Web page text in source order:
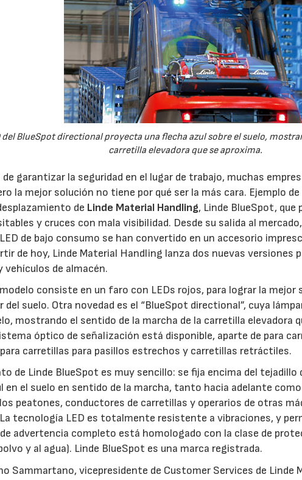
del BlueSpot directional proyecta una flecha azul sobre el suelo,
carretilla elevadora que se aproxima.
garantizar la seguridad en el lugar de trabajo, muchas
la mejor solución no tiene por qué ser la más cara. Ejemplo
de Linde Material Handling, Linde BlueSpot, que
y cruces con mala visibilidad. Desde su salida al
de bajo consumo se han convertido en un accesorio
de hoy, Linde Material Handling lanza dos nuevas versiones
vehículos de almacén.
consiste en un faro con LEDs rojos, para lograr la mejor
suelo. Otra novedad es el “BlueSpot directional”, cuya
mostrando el sentido de la marcha de la carretilla elevadora
óptico de señalización está disponible, aparte de para
carretillas para pasillos estrechos y carretillas retráctiles.
de Linde BlueSpot es muy sencillo: se fija encima del
en el suelo en sentido de la marcha, tanto hacia adelante
peatones, conductores de carretillas y operarios de otras
tecnología LED es totalmente resistente a vibraciones, y
advertencia completo está homologado con la clase de
y al agua). Linde BlueSpot es una marca registrada.
Sammartano, vicepresidente de Customer Services de Linde